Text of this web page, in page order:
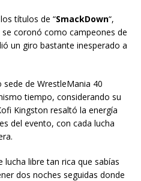
títulos de “SmackDown“,
coronó como campeones de
un giro bastante inesperado a
de WrestleMania 40
tiempo, considerando su
Kingston resaltó la energía
del evento, con cada lucha
lucha libre tan rica que sabías
dos noches seguidas donde